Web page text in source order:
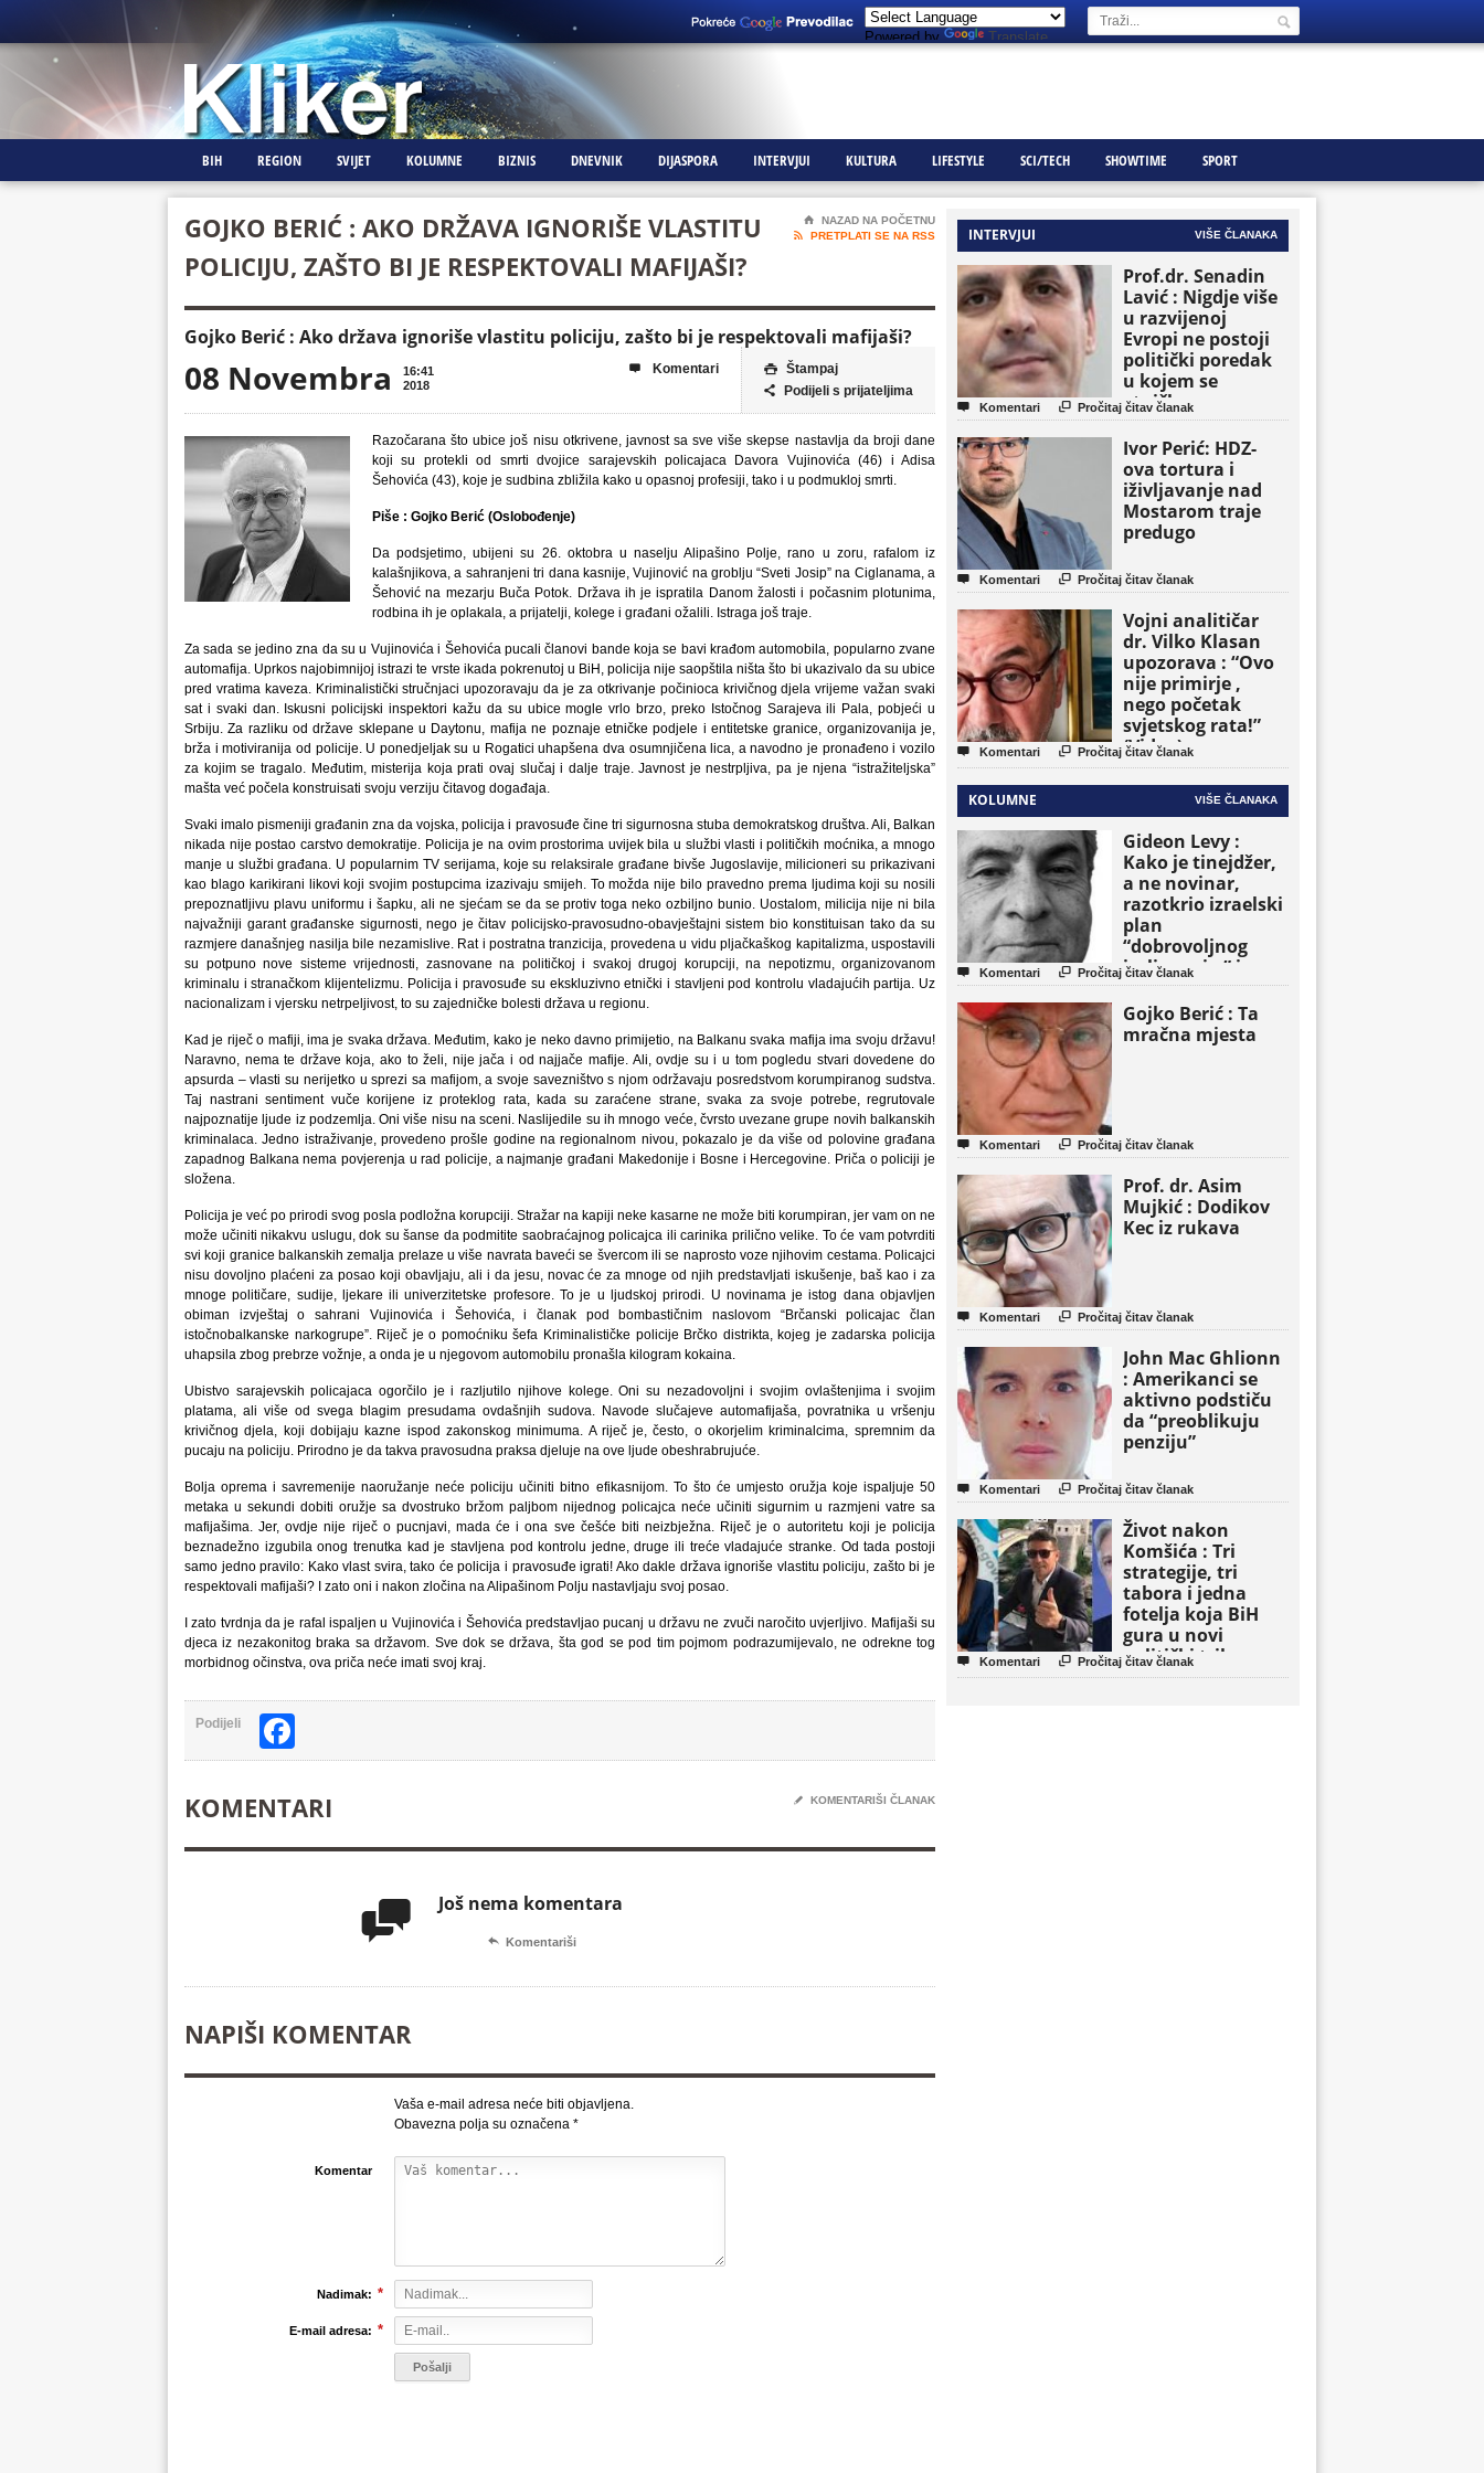
Powered by Translate
BIH REGION SVIJET KOLUMNE BIZNIS DNEVNIK DIJASPORA INTERVJUI KULTURA LIFESTYLE SCI/TECH SHOWTIME SPORT
GOJKO BERIĆ : AKO DRŽAVA IGNORIŠE VLASTITU
POLICIJU, ZAŠTO BI JE RESPEKTOVALI MAFIJAŠI?
⌂
NAZAD NA POČETNU

PRETPLATI SE NA RSS
Gojko Berić : Ako država ignoriše vlastitu policiju, zašto bi je respektovali mafijaši?
08 Novembra
16:41
2018
 Štampaj
 Podijeli s prijateljima
 Komentari
Razočarana što ubice još nisu otkrivene, javnost sa sve više skepse nastavlja da broji dane
koji su protekli od smrti dvojice sarajevskih policajaca Davora Vujinovića (46) i Adisa
Šehovića (43), koje je sudbina zbližila kako u opasnoj profesiji, tako i u podmukloj smrti.
Piše : Gojko Berić (Oslobođenje)
Da podsjetimo, ubijeni su 26. oktobra u naselju Alipašino Polje, rano u zoru, rafalom iz
kalašnjikova, a sahranjeni tri dana kasnije, Vujinović na groblju “Sveti Josip” na Ciglanama, a
Šehović na mezarju Buča Potok. Država ih je ispratila Danom žalosti i počasnim plotunima,
rodbina ih je oplakala, a prijatelji, kolege i građani ožalili. Istraga još traje.
Za sada se jedino zna da su u Vujinovića i Šehovića pucali članovi bande koja se bavi krađom automobila, popularno zvane
automafija. Uprkos najobimnijoj istrazi te vrste ikada pokrenutoj u BiH, policija nije saopštila ništa što bi ukazivalo da su ubice
pred vratima kaveza. Kriminalistički stručnjaci upozoravaju da je za otkrivanje počinioca krivičnog djela vrijeme važan svaki
sat i svaki dan. Iskusni policijski inspektori kažu da su ubice mogle vrlo brzo, preko Istočnog Sarajeva ili Pala, pobjeći u
Srbiju. Za razliku od države sklepane u Daytonu, mafija ne poznaje etničke podjele i entitetske granice, organizovanija je,
brža i motiviranija od policije. U ponedjeljak su u Rogatici uhapšena dva osumnjičena lica, a navodno je pronađeno i vozilo
za kojim se tragalo. Međutim, misterija koja prati ovaj slučaj i dalje traje. Javnost je nestrpljiva, pa je njena “istražiteljska”
mašta već počela konstruisati svoju verziju čitavog događaja.
Svaki imalo pismeniji građanin zna da vojska, policija i pravosuđe čine tri sigurnosna stuba demokratskog društva. Ali, Balkan
nikada nije postao carstvo demokratije. Policija je na ovim prostorima uvijek bila u službi vlasti i političkih moćnika, a mnogo
manje u službi građana. U popularnim TV serijama, koje su relaksirale građane bivše Jugoslavije, milicioneri su prikazivani
kao blago karikirani likovi koji svojim postupcima izazivaju smijeh. To možda nije bilo pravedno prema ljudima koji su nosili
prepoznatljivu plavu uniformu i šapku, ali ne sjećam se da se protiv toga neko ozbiljno bunio. Uostalom, milicija nije ni bila
najvažniji garant građanske sigurnosti, nego je čitav policijsko-pravosudno-obavještajni sistem bio konstituisan tako da su
razmjere današnjeg nasilja bile nezamislive. Rat i postratna tranzicija, provedena u vidu pljačkaškog kapitalizma, uspostavili
su potpuno nove sisteme vrijednosti, zasnovane na političkoj i svakoj drugoj korupciji, na nepotizmu, organizovanom
kriminalu i stranačkom klijentelizmu. Policija i pravosuđe su ekskluzivno etnički i stavljeni pod kontrolu vladajućih partija. Uz
nacionalizam i vjersku netrpeljivost, to su zajedničke bolesti država u regionu.
Kad je riječ o mafiji, ima je svaka država. Međutim, kako je neko davno primijetio, na Balkanu svaka mafija ima svoju državu!
Naravno, nema te države koja, ako to želi, nije jača i od najjače mafije. Ali, ovdje su i u tom pogledu stvari dovedene do
apsurda – vlasti su nerijetko u sprezi sa mafijom, a svoje savezništvo s njom održavaju posredstvom korumpiranog sudstva.
Taj nastrani sentiment vuče korijene iz proteklog rata, kada su zaraćene strane, svaka za svoje potrebe, regrutovale
najpoznatije ljude iz podzemlja. Oni više nisu na sceni. Naslijedile su ih mnogo veće, čvrsto uvezane grupe novih balkanskih
kriminalaca. Jedno istraživanje, provedeno prošle godine na regionalnom nivou, pokazalo je da više od polovine građana
zapadnog Balkana nema povjerenja u rad policije, a najmanje građani Makedonije i Bosne i Hercegovine. Priča o policiji je
složena.
Policija je već po prirodi svog posla podložna korupciji. Stražar na kapiji neke kasarne ne može biti korumpiran, jer vam on ne
može učiniti nikakvu uslugu, dok su šanse da podmitite saobraćajnog policajca ili carinika prilično velike. To će vam potvrditi
svi koji granice balkanskih zemalja prelaze u više navrata baveći se švercom ili se naprosto voze njihovim cestama. Policajci
nisu dovoljno plaćeni za posao koji obavljaju, ali i da jesu, novac će za mnoge od njih predstavljati iskušenje, baš kao i za
mnoge političare, sudije, ljekare ili univerzitetske profesore. To je u ljudskoj prirodi. U novinama je istog dana objavljen
obiman izvještaj o sahrani Vujinovića i Šehovića, i članak pod bombastičnim naslovom “Brčanski policajac član
istočnobalkanske narkogrupe”. Riječ je o pomoćniku šefa Kriminalističke policije Brčko distrikta, kojeg je zadarska policija
uhapsila zbog prebrze vožnje, a onda je u njegovom automobilu pronašla kilogram kokaina.
Ubistvo sarajevskih policajaca ogorčilo je i razljutilo njihove kolege. Oni su nezadovoljni i svojim ovlaštenjima i svojim
platama, ali više od svega blagim presudama ovdašnjih sudova. Navode slučajeve automafijaša, povratnika u vršenju
krivičnog djela, koji dobijaju kazne ispod zakonskog minimuma. A riječ je, često, o okorjelim kriminalcima, spremnim da
pucaju na policiju. Prirodno je da takva pravosudna praksa djeluje na ove ljude obeshrabrujuće.
Bolja oprema i savremenije naoružanje neće policiju učiniti bitno efikasnijom. To što će umjesto oružja koje ispaljuje 50
metaka u sekundi dobiti oružje sa dvostruko bržom paljbom nijednog policajca neće učiniti sigurnim u razmjeni vatre sa
mafijašima. Jer, ovdje nije riječ o pucnjavi, mada će i ona sve češće biti neizbježna. Riječ je o autoritetu koji je policija
beznadežno izgubila onog trenutka kad je stavljena pod kontrolu jedne, druge ili treće vladajuće stranke. Od tada postoji
samo jedno pravilo: Kako vlast svira, tako će policija i pravosuđe igrati! Ako dakle država ignoriše vlastitu policiju, zašto bi je
respektovali mafijaši? I zato oni i nakon zločina na Alipašinom Polju nastavljaju svoj posao.
I zato tvrdnja da je rafal ispaljen u Vujinovića i Šehovića predstavljao pucanj u državu ne zvuči naročito uvjerljivo. Mafijaši su
djeca iz nezakonitog braka sa državom. Sve dok se država, šta god se pod tim pojmom podrazumijevalo, ne odrekne tog
morbidnog očinstva, ova priča neće imati svoj kraj.
Podijeli
KOMENTARI ✎ KOMENTARIŠI ČLANAK
 Još nema komentara
 Komentariši
NAPIŠI KOMENTAR
Vaša e-mail adresa neće biti objavljena.
Obavezna polja su označena *
Komentar
Nadimak: *
E-mail adresa: *
INTERVJUI VIŠE ČLANAKA
Prof.dr. Senadin
Lavić : Nigdje više
u razvijenoj
Evropi ne postoji
politički poredak
u kojem se
etničke grupe
pojavljuju kao
osnovne političke
jedinice
 Komentari  Pročitaj čitav članak
Ivor Perić: HDZ-
ova tortura i
iživljavanje nad
Mostarom traje
predugo
 Komentari  Pročitaj čitav članak
Vojni analitičar
dr. Vilko Klasan
upozorava : “Ovo
nije primirje ,
nego početak
svjetskog rata!”
(Video)
 Komentari  Pročitaj čitav članak
KOLUMNE VIŠE ČLANAKA
Gideon Levy :
Kako je tinejdžer,
a ne novinar,
razotkrio izraelski
plan
“dobrovoljnog
iseljavanja ” iz
Gaze
 Komentari  Pročitaj čitav članak
Gojko Berić : Ta
mračna mjesta
 Komentari  Pročitaj čitav članak
Prof. dr. Asim
Mujkić : Dodikov
Kec iz rukava
 Komentari  Pročitaj čitav članak
John Mac Ghlionn
: Amerikanci se
aktivno podstiču
da “preoblikuju
penziju”
 Komentari  Pročitaj čitav članak
Život nakon
Komšića : Tri
strategije, tri
tabora i jedna
fotelja koja BiH
gura u novi
politički triler
 Komentari  Pročitaj čitav članak